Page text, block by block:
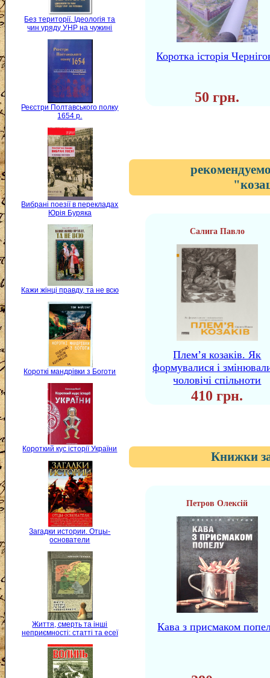
Без території. Ідеологія та
чин уряду УНР на чужині
Реєстри Полтавського полку
1654 р.
Вибрані поезії в перекладах
Юрія Буряка
Кажи жінці правду, та не всю
Короткі мандрівки з Боготи
Короткий кус історії України
Загадки истории. Отцы-
основатели
Життя, смерть та інші
неприємності: статті та есеї
Коротка історія
50 грн.
Салига Павло
Плем’я козаків. Як
формувалися і
чоловічі спільноти
410 грн.
Книжки
Петров Олексій
Кава з присмаком